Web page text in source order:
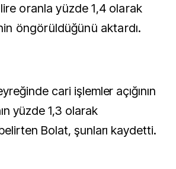
oranla yüzde 1,4 olarak
öngörüldüğünü aktardı.
cari işlemler açığının
yüzde 1,3 olarak
Bolat, şunları kaydetti.